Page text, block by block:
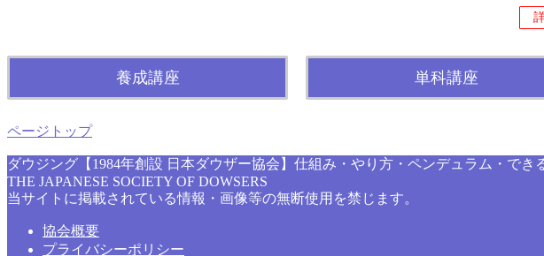
養成講座 単科講座
ページトップ
ダウジング【1984年創設 日本ダウザー協会】仕組み・やり方・ペンデュラム・でき
THE JAPANESE SOCIETY OF DOWSERS
当サイトに掲載されている情報・画像等の無断使用を禁じます。
協会概要
プライバシーポリシー